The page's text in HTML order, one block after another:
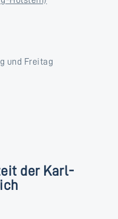
und Freitag
der Karl-